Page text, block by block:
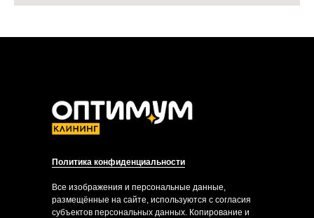
Политика конфиденциальности
Все изображения и персональные данные,
размещённые на сайте, используются с согласия
субъектов персональных данных. Копирование и